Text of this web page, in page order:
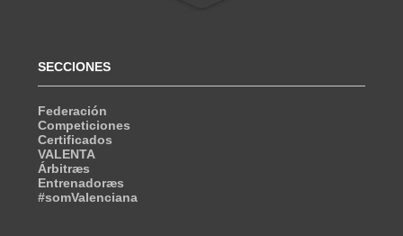
SECCIONES
Federación
Competiciones
Certificados
VALENTA
Árbitræs
Entrenadoræs
#somValenciana